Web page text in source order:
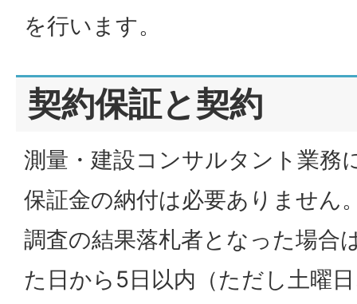
を行います。
契約保証と契約
測量・建設コンサルタント業務
保証金の納付は必要ありません
調査の結果落札者となった場合
た日から5日以内（ただし土曜